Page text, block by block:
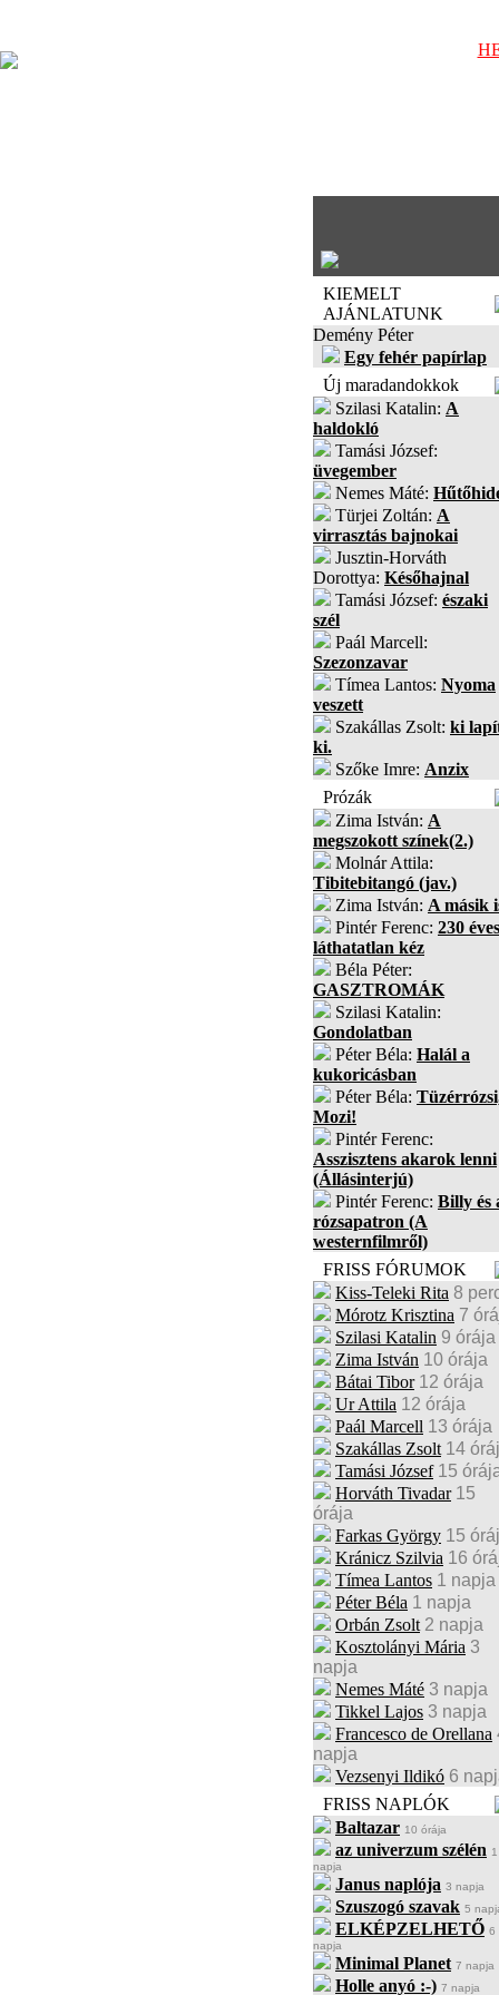
KIEMELT
AJÁNLATUNK
Demény Péter
Egy fehér papírlap
Új maradandokkok
Szilasi Katalin: A
haldokló
Tamási József:
üvegember
Nemes Máté:
Türjei Zoltán: A
virrasztás bajnokai
Jusztin-Horváth
Dorottya: Későhajnal
Tamási József: északi
szél
Paál Marcell:
Szezonzavar
Tímea Lantos: Nyoma
veszett
Szakállas Zsolt: ki
ki.
Szőke Imre: Anzix
Prózák
Zima István: A
megszokott színek(2.)
Molnár Attila:
Tibitebitangó (jav.)
Zima István: A másik
Pintér Ferenc: 230
láthatatlan kéz
Béla Péter:
GASZTROMÁK
Szilasi Katalin:
Gondolatban
Péter Béla: Halál a
kukoricásban
Péter Béla:
Mozi!
Pintér Ferenc:
Asszisztens akarok lenni
(Állásinterjú)
Pintér Ferenc: Billy és
rózsapatron (A
westernfilmről)
FRISS FÓRUMOK
Kiss-Teleki Rita 8
Mórotz Krisztina 7
Szilasi Katalin 9 órája
Zima István 10 órája
Bátai Tibor 12 órája
Ur Attila 12 órája
Paál Marcell 13 órája
Szakállas Zsolt 14
Tamási József 15
Horváth Tivadar 15
órája
Farkas György 15
Kránicz Szilvia 16
Tímea Lantos 1 napja
Péter Béla 1 napja
Orbán Zsolt 2 napja
Kosztolányi Mária 3
napja
Nemes Máté 3 napja
Tikkel Lajos 3 napja
Francesco de Orellana
napja
Vezsenyi Ildikó 6
FRISS NAPLÓK
Baltazar 10 órája
az univerzum szélén 1
napja
Janus naplója 3 napja
Szuszogó szavak 5
ELKÉPZELHETŐ 6
napja
Minimal Planet 7 napja
Holle anyó :-) 7 napja